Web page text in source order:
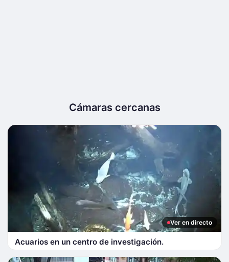
Cámaras cercanas
Ver en directo
Acuarios en un centro de investigación.